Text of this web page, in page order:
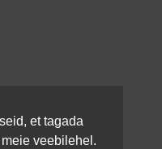
et tagada
veebilehel.